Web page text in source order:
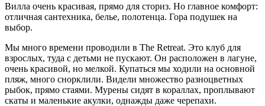
Вилла очень красивая, прямо для сториз. Но главное комфорт:
отличная сантехника, белье, полотенца. Гора подушек на
выбор.
Мы много времени проводили в The Retreat. Это клуб для
взрослых, туда с детьми не пускают. Он расположен в лагуне,
очень красивой, но мелкой. Купаться мы ходили на основной
пляж, много снорклили. Видели множество разноцветных
рыбок, прямо стаями. Мурены сидят в кораллах, проплывают
скаты и маленькие акулки, однажды даже черепахи.